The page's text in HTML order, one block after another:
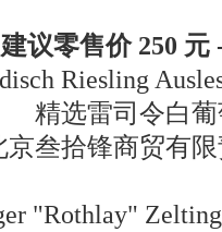
零售价 250 元 -
Riesling
选雷司令白葡
拾锋商贸有限
"Rothlay"